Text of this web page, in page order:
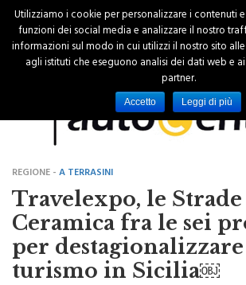
REGIONE -A TERRASINI
Travelexpo, le
Ceramica fra le sei
per
turismo in Sicilia￼
Utilizziamo i cookie per personalizzare i contenuti
funzioni dei social media e analizzare il nostro
informazioni sul modo in cui utilizzi il nostro sito
agli istituti che eseguono analisi dei dati web e
partner.
Accetto Leggi di più